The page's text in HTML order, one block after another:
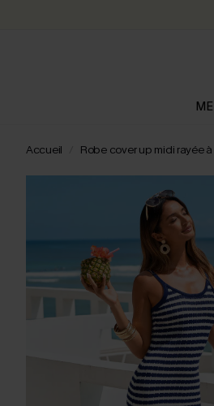
Accueil Robe cover up midi rayée